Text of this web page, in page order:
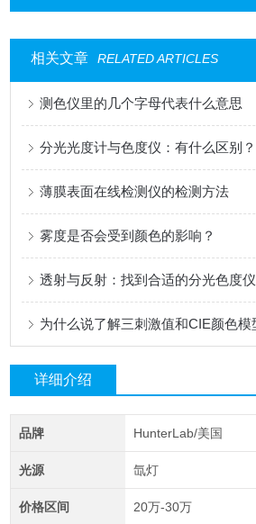
相关文章 RELATED ARTICLES
测色仪里的几个字母代表什么意思
分光光度计与色度仪：有什么区别？
薄膜表面在线检测仪的检测方法
雾度是否会受到颜色的影响？
透射与反射：找到合适的分光色度仪
详细介绍
品牌 HunterLab/美国
光源 氙灯
价格区间 20万-30万